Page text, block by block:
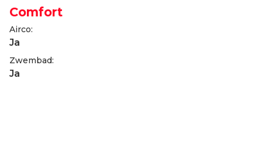
Comfort
Airco:
Ja
Zwembad:
Ja